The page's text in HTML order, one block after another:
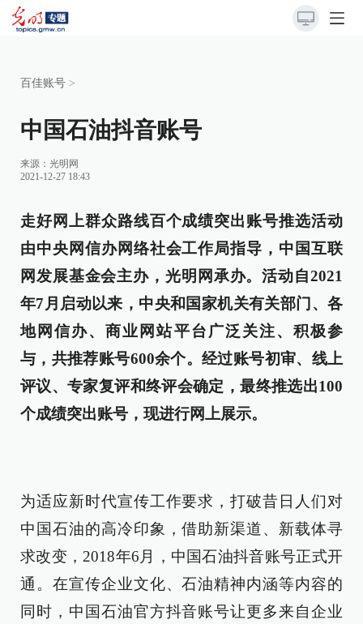
百佳账号 >
中国石油抖音账号
来源： 光明网
2021-12-27 18:43
走好网上群众路线百个成绩突出账号推选活动
由中央网信办网络社会工作局指导，中国互联
网发展基金会主办，光明网承办。活动自2021
年7月启动以来，中央和国家机关有关部门、各
地网信办、商业网站平台广泛关注、积极参
与，共推荐账号600余个。经过账号初审、线上
评议、专家复评和终评会确定，最终推选出100
个成绩突出账号，现进行网上展示。
为适应新时代宣传工作要求，打破昔日人们对
中国石油的高冷印象，借助新渠道、新载体寻
求改变，2018年6月，中国石油抖音账号正式开
通。在宣传企业文化、石油精神内涵等内容的
同时，中国石油官方抖音账号让更多来自企业